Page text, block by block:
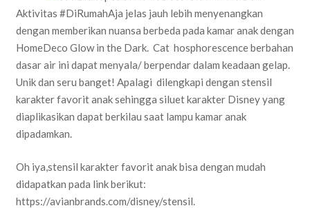
Aktivitas #DiRumahAja jelas jauh lebih menyenangkan
dengan memberikan nuansa berbeda pada kamar anak dengan
HomeDeco Glow in the Dark. Cat hosphorescence berbahan
dasar air ini dapat menyala/ berpendar dalam keadaan gelap.
Unik dan seru banget! Apalagi dilengkapi dengan stensil
karakter favorit anak sehingga siluet karakter Disney yang
diaplikasikan dapat berkilau saat lampu kamar anak
dipadamkan.
Oh iya,stensil karakter favorit anak bisa dengan mudah
didapatkan pada link berikut:
https://avianbrands.com/disney/stensil.